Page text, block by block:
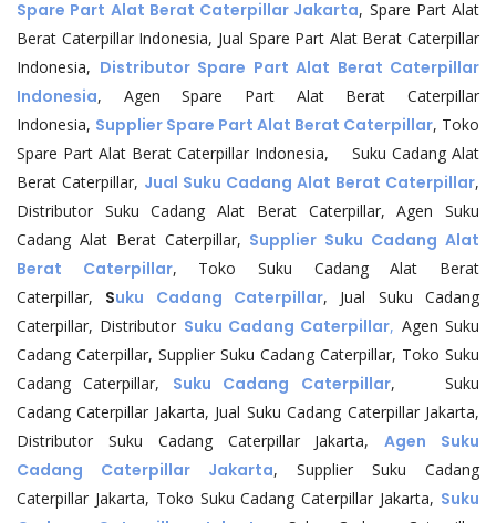
Spare Part Alat Berat Caterpillar Jakarta, Spare Part Alat
Berat Caterpillar Indonesia, Jual Spare Part Alat Berat Caterpillar
Indonesia, Distributor Spare Part Alat Berat Caterpillar
Indonesia, Agen Spare Part Alat Berat Caterpillar
Indonesia, Supplier Spare Part Alat Berat Caterpillar, Toko
Spare Part Alat Berat Caterpillar Indonesia, Suku Cadang Alat
Berat Caterpillar, Jual Suku Cadang Alat Berat Caterpillar,
Distributor Suku Cadang Alat Berat Caterpillar, Agen Suku
Cadang Alat Berat Caterpillar, Supplier Suku Cadang Alat
Berat Caterpillar, Toko Suku Cadang Alat Berat
Caterpillar, Suku Cadang Caterpillar, Jual Suku Cadang
Caterpillar, Distributor Suku Cadang Caterpillar, Agen Suku
Cadang Caterpillar, Supplier Suku Cadang Caterpillar, Toko Suku
Cadang Caterpillar, Suku Cadang Caterpillar, Suku
Cadang Caterpillar Jakarta, Jual Suku Cadang Caterpillar Jakarta,
Distributor Suku Cadang Caterpillar Jakarta,Agen Suku
Cadang Caterpillar Jakarta, Supplier Suku Cadang
Caterpillar Jakarta, Toko Suku Cadang Caterpillar Jakarta, Suku